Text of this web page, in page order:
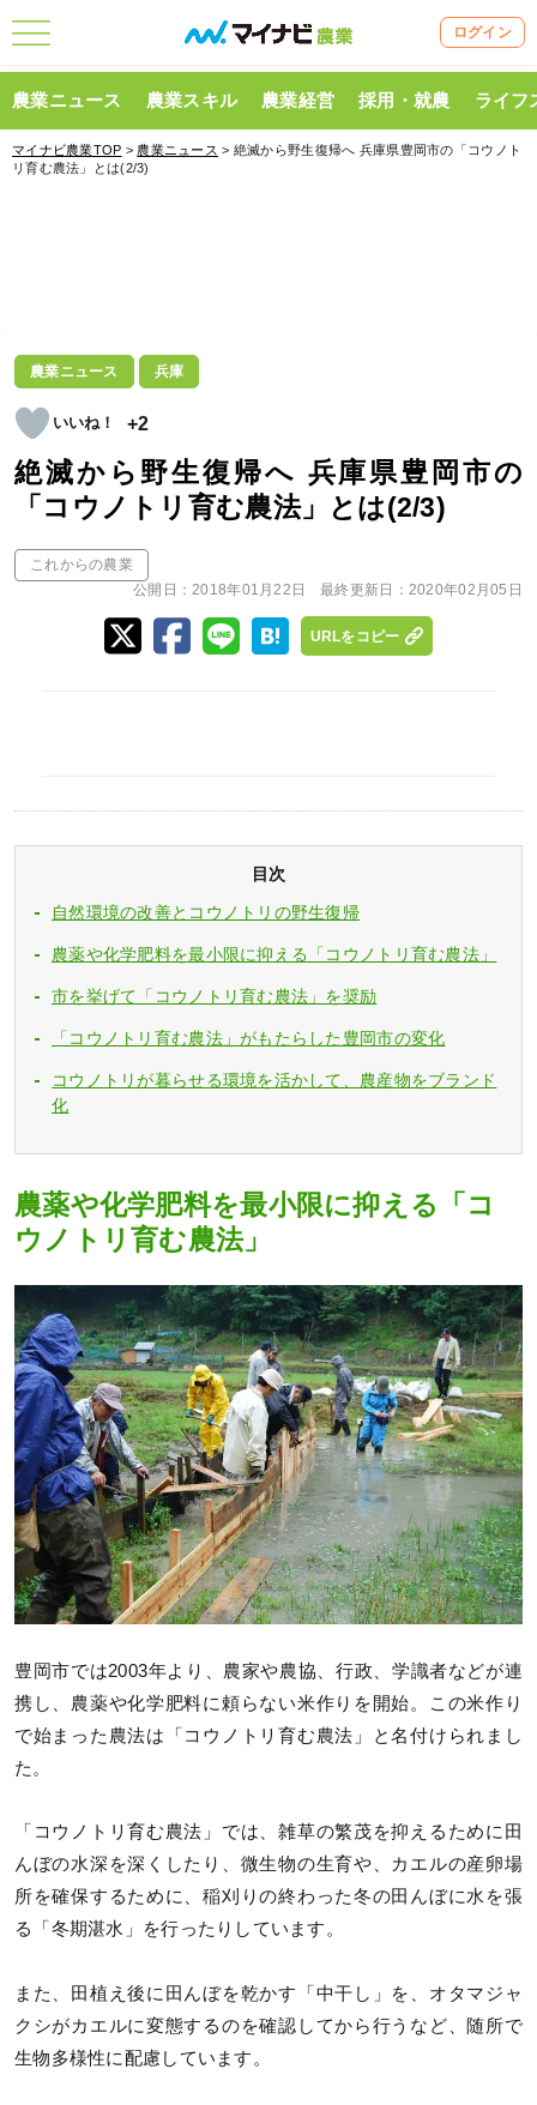
ログイン
農業ニュース 農業スキル 農業経営 採用・就農 ライフ
マイナビ農業TOP > 農業ニュース > 絶滅から野生復帰へ 兵庫県豊岡市の「コウノト
リ育む農法」とは(2/3)
農業ニュース 兵庫
+2
絶滅から野生復帰へ 兵庫県豊岡市の
「コウノトリ育む農法」とは(2/3)
これからの農業
公開日：2018年01月22日 最終更新日： 2020年02月05日
URLをコピー
目次
自然環境の改善とコウノトリの野生復帰
農薬や化学肥料を最小限に抑える「コウノトリ育む農法」
市を挙げて「コウノトリ育む農法」を奨励
「コウノトリ育む農法」がもたらした豊岡市の変化
コウノトリが暮らせる環境を活かして、農産物をブランド
化
農薬や化学肥料を最小限に抑える「コ
ウノトリ育む農法」
豊岡市では2003年より、農家や農協、行政、学識者などが連
携し、農薬や化学肥料に頼らない米作りを開始。この米作り
で始まった農法は「コウノトリ育む農法」と名付けられまし
た。
「コウノトリ育む農法」では、雑草の繁茂を抑えるために田
んぼの水深を深くしたり、微生物の生育や、カエルの産卵場
所を確保するために、稲刈りの終わった冬の田んぼに水を張
る「冬期湛水」を行ったりしています。
また、田植え後に田んぼを乾かす「中干し」を、オタマジャ
クシがカエルに変態するのを確認してから行うなど、随所で
生物多様性に配慮しています。